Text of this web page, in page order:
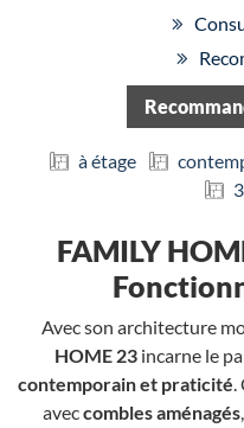
à étage
FAMILY
Avec son architecture
HOME 23incarne le
contemporain et praticité.
aveccombles aménagés